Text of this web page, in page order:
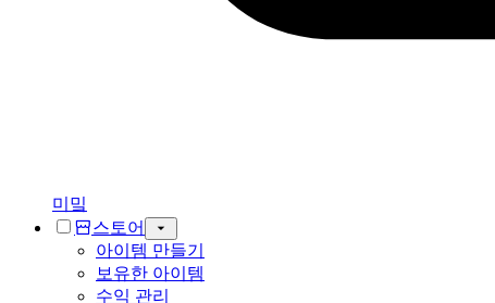
미밐
스토어
아이템 만들기
보유한 아이템
수익 관리